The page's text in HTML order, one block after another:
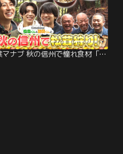
相葉マナブ 秋の信州で憧れ食材「松茸」を食べ尽くす！（2025/11/09放送分）